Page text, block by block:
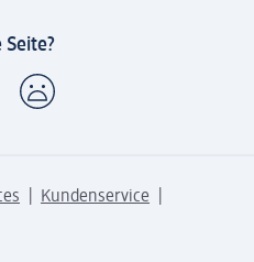
Kundenservice